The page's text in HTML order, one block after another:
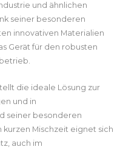
und ähnlichen
seiner besonderen
innovativen Materialien
Gerät für den robusten
die ideale Lösung zur
und in
seiner besonderen
Mischzeit eignet sich
auch im